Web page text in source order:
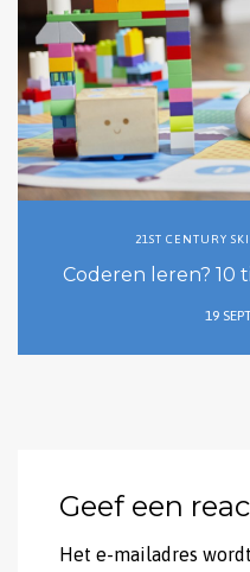
21ST CENTURY
Coderen leren? 10
19
Geef een
Het e-mailadres